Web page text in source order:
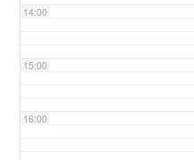
14:00
15:00
16:00